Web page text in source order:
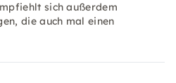
sich außerdem
die auch mal einen